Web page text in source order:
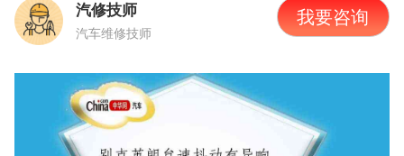
汽修技师
汽车维修技师
我要咨询